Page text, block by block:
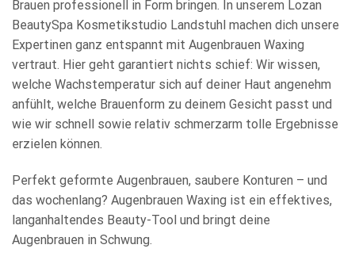
Brauen professionell in Form bringen. In unserem Lozan
BeautySpa Kosmetikstudio Landstuhl machen dich unsere
Expertinen ganz entspannt mit Augenbrauen Waxing
vertraut. Hier geht garantiert nichts schief: Wir wissen,
welche Wachstemperatur sich auf deiner Haut angenehm
anfühlt, welche Brauenform zu deinem Gesicht passt und
wie wir schnell sowie relativ schmerzarm tolle Ergebnisse
erzielen können.
Perfekt geformte Augenbrauen, saubere Konturen – und
das wochenlang? Augenbrauen Waxing ist ein effektives,
langanhaltendes Beauty-Tool und bringt deine
Augenbrauen in Schwung.